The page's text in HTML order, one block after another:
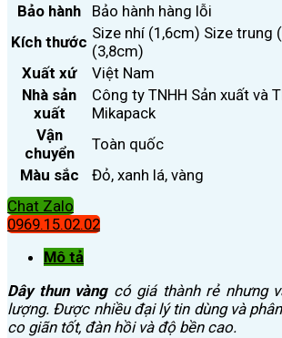
Bảo hành
Bảo hành hàng lỗi
Kích thước Size nhí (1,6cm) Size trung
(3,8cm)
Xuất xứ
Việt Nam
Nhà sản
xuất
Công ty TNHH Sản xuất và
Mikapack
Vận
chuyển
Toàn quốc
Màu sắc
Đỏ, xanh lá, vàng
Chat Zalo
0969.15.02.02
Mô tả
Dây thun vàngcó giá thành rẻ nhưng
lượng. Được nhiều đại lý tin dùng và
co giãn tốt, đàn hồi và độ bền cao.